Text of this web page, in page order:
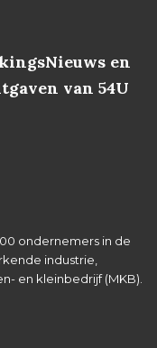
en
van 54U
ondernemers in de
industrie,
en kleinbedrijf (MKB).